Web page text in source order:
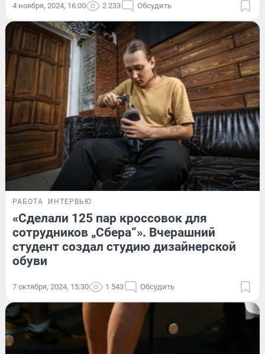
4 ноября, 2024, 16:00 2 233 Обсудить
РАБОТА ИНТЕРВЬЮ
«Сделали 125 пар кроссовок для
сотрудников „Сбера“». Вчерашний
студент создал студию дизайнерской
обуви
7 октября, 2024, 15:30 1 543 Обсудить